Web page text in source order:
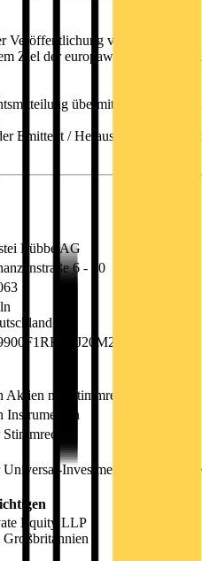
vom 03.08.2021
Ziel der europaweiten
übermittelt durch
Emittent / Herausgeber
Lübbe AG
6 - 20
mit Stimmrechten
Instrumenten
Investment-GmbH,
Equity LLP